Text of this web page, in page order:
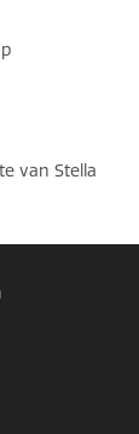
van Stella